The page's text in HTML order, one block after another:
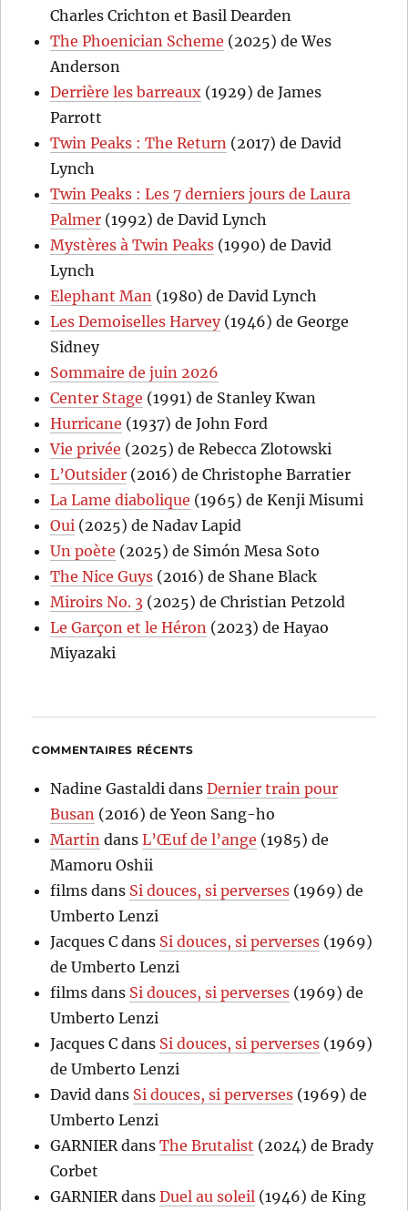
Charles Crichton et Basil Dearden
The Phoenician Scheme (2025) de Wes
Anderson
Derrière les barreaux (1929) de James
Parrott
Twin Peaks : The Return (2017) de David
Lynch
Twin Peaks : Les 7 derniers jours de Laura
Palmer (1992) de David Lynch
Mystères à Twin Peaks (1990) de David
Lynch
Elephant Man (1980) de David Lynch
Les Demoiselles Harvey(1946) de George
Sidney
Sommaire de juin 2026
Center Stage (1991) de Stanley Kwan
Hurricane (1937) de John Ford
Vie privée (2025) de Rebecca Zlotowski
L’Outsider (2016) de Christophe Barratier
La Lame diabolique (1965) de Kenji Misumi
Oui (2025) de Nadav Lapid
Un poète (2025) de Simón Mesa Soto
The Nice Guys (2016) de Shane Black
Miroirs No. 3 (2025) de Christian Petzold
Le Garçon et le Héron (2023) de Hayao
Miyazaki
COMMENTAIRES RÉCENTS
Nadine Gastaldi dansDernier train pour
Busan (2016) de Yeon Sang-ho
Martin dansL’Œuf de l’ange (1985) de
Mamoru Oshii
films dans Si douces, si perverses (1969) de
Umberto Lenzi
Jacques C dans Si douces, si perverses (1969)
de Umberto Lenzi
films dans Si douces, si perverses (1969) de
Umberto Lenzi
Jacques C dans Si douces, si perverses (1969)
de Umberto Lenzi
David dans Si douces, si perverses (1969) de
Umberto Lenzi
GARNIER dansThe Brutalist (2024) de Brady
Corbet
GARNIER dansDuel au soleil (1946) de King